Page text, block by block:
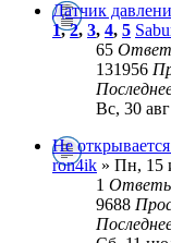
Датчик
1,2, 3, 4, 5
65
131956
Вс, 30
Не
ron4ik » Пн, 15
1
9688